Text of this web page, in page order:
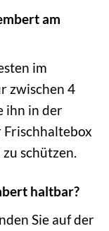
am
im
zwischen 4
ihn in der
schützen.
haltbar?
Sie auf der